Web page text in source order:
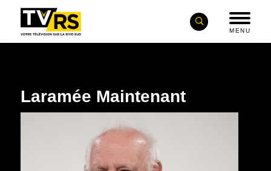
MENU
Laramée Maintenant